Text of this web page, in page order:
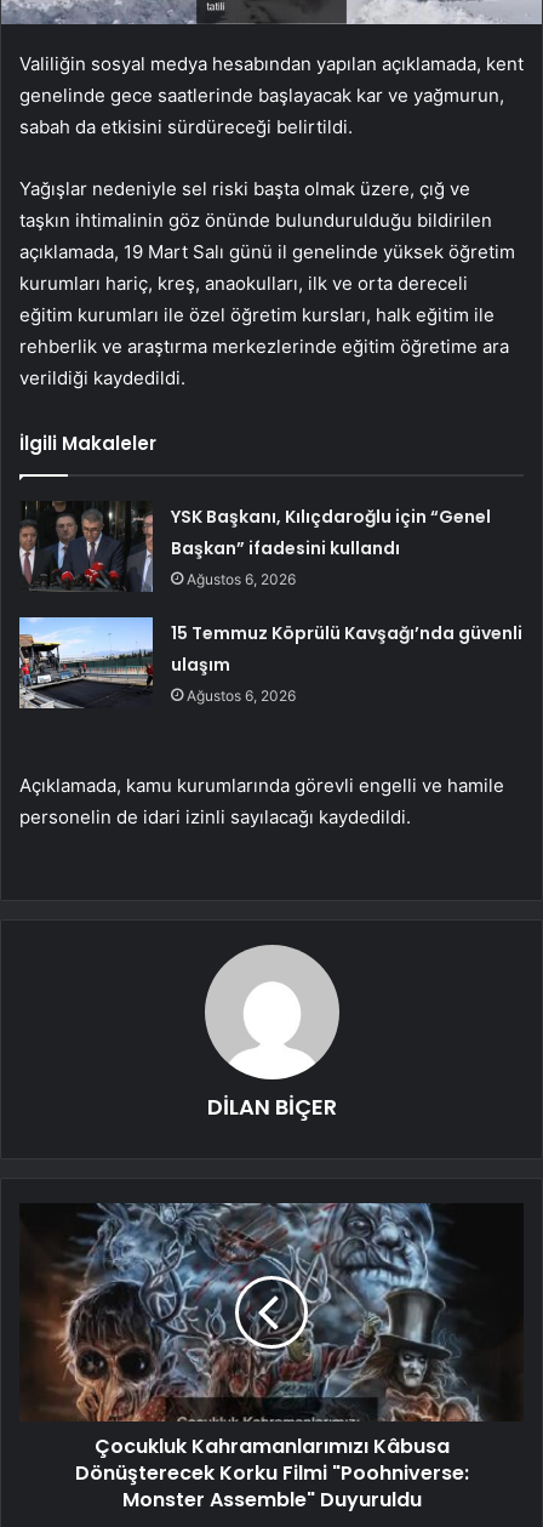
Valiliğin sosyal medya hesabından yapılan açıklamada, kent
genelinde gece saatlerinde başlayacak kar ve yağmurun,
sabah da etkisini sürdüreceği belirtildi.
Yağışlar nedeniyle sel riski başta olmak üzere, çığ ve
taşkın ihtimalinin göz önünde bulundurulduğu bildirilen
açıklamada, 19 Mart Salı günü il genelinde yüksek öğretim
kurumları hariç, kreş, anaokulları, ilk ve orta dereceli
eğitim kurumları ile özel öğretim kursları, halk eğitim ile
rehberlik ve araştırma merkezlerinde eğitim öğretime ara
verildiği kaydedildi.
İlgili Makaleler
YSK Başkanı, Kılıçdaroğlu için “Genel
Başkan” ifadesini kullandı
Ağustos 6, 2026
15 Temmuz Köprülü Kavşağı’nda güvenli
ulaşım
Ağustos 6, 2026
Açıklamada, kamu kurumlarında görevli engelli ve hamile
personelin de idari izinli sayılacağı kaydedildi.
DİLAN BİÇER
Çocukluk Kahramanlarımızı Kâbusa
Dönüşterecek Korku Filmi "Poohniverse:
Monster Assemble" Duyuruldu